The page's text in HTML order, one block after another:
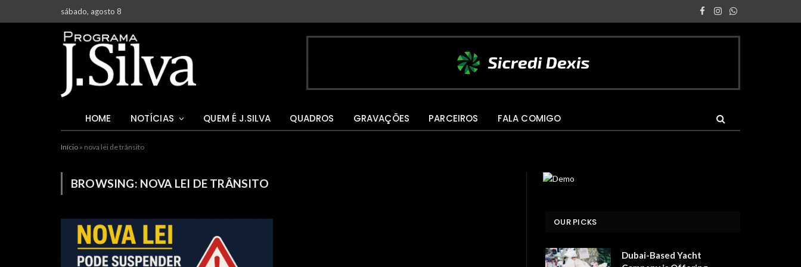
sábado, agosto 8
Facebook
InstagramWhatsApp
HOME NOTÍCIAS QUEM É J.SILVA QUADROS GRAVAÇÕES PARCEIROS FALA COMIGO
Início » nova lei de trânsito
BROWSING: NOVA LEI DE TRÂNSITO
OUR PICKS
Dubai-Based Yacht